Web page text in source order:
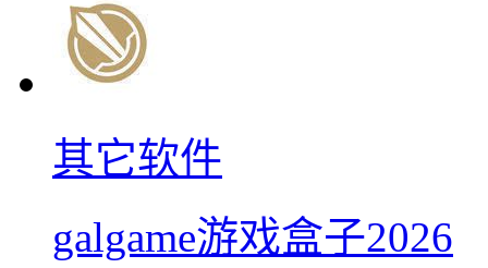
其它软件
galgame游戏盒子2026